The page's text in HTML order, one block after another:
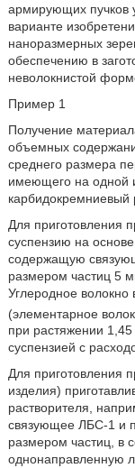
армирующих пучков
варианте
наноразмерных
обеспечению в
неволокнистой
Пример 1
Получение
объемных
среднего размера
имеющего на одной
карбидокремниевый
Для приготовления
суспензию на
содержащую
размером частиц 5
Углеродное волокно
(элементарное
при растяжении
суспензией с
Для приготовления
изделия)
растворителя,
связующее ЛБС-1 и
размером частиц, в
однонаправленную